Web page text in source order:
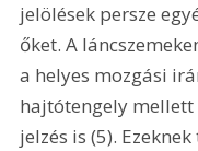
jelölések persze
őket. A
a helyes mozgási
hajtótengely
jelzés is (5).